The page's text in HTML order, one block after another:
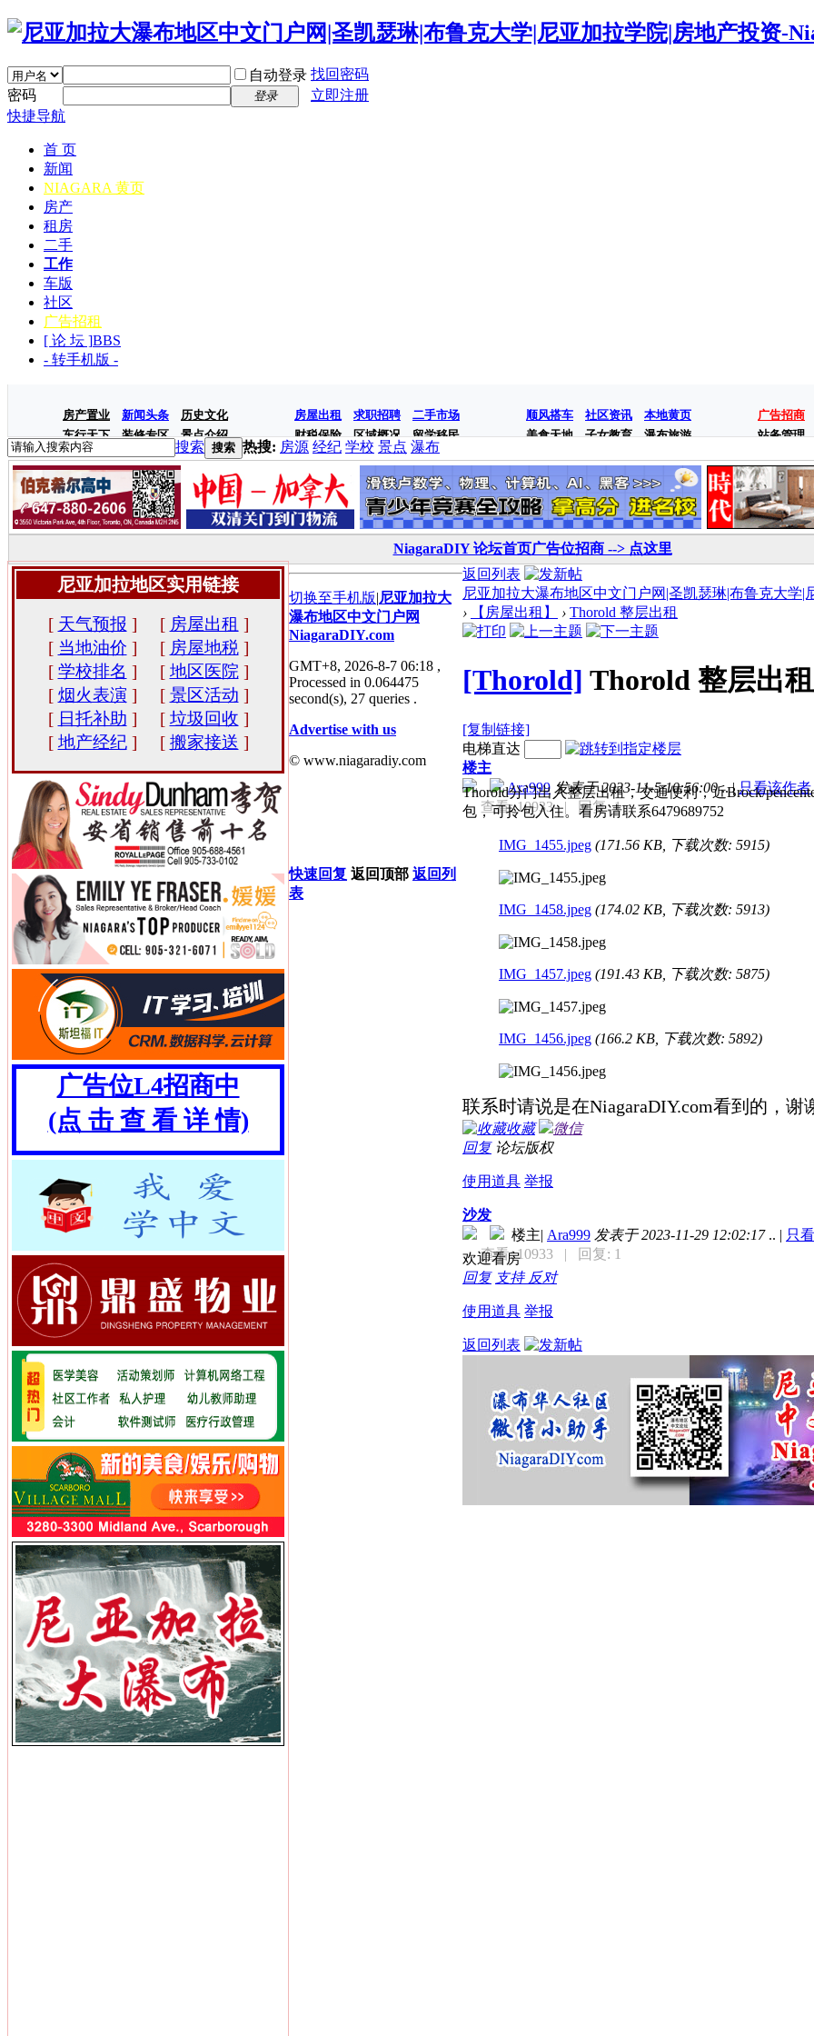
自动登录 找回密码
密码
登录
立即注册
快捷导航
首 页
新闻
NIAGARA 黄页
房产
租房
二手
工作
车版
社区
广告招租
[ 论 坛 ]BBS
- 转手机版 -
房产置业 新闻头条
历史文化
车行天下
装修专区 景点介绍
房屋出租 求职招聘
二手市场
财税保险
区域概况 留学移民
顺风搭车 社区资讯
本地黄页
美食天地
子女教育 瀑布旅游
广告招商
站务管理
搜索 搜索 热搜: 房源 经纪 学校 景点 瀑布
NiagaraDIY 论坛首页广告位招商 --> 点这里
返回列表
尼亚加拉大瀑布地区中文门户网|圣凯瑟琳|布鲁克大学|
›
【房屋出租】 › Thorold 整层出租
[Thorold] Thorold 整层出租
[复制链接]
电梯直达
楼主
Ara999 发表于 2023-11-5 10:56:00 .. | 只看该作者
查看: 10933| 回复: 1
Thorold分门出入整层出租，交通便利，近Brock/
包，可拎包入住。看房请联系6479689752
IMG_1455.jpeg (171.56 KB, 下载次数: 5915)
IMG_1458.jpeg (174.02 KB, 下载次数: 5913)
IMG_1457.jpeg (191.43 KB, 下载次数: 5875)
IMG_1456.jpeg (166.2 KB, 下载次数: 5892)
联系时请说是在NiagaraDIY.com看到的，谢
收藏
微信
回复 论坛版权
使用道具 举报
沙发
楼主| Ara999 发表于 2023-11-29 12:02:17 .. | 只
查看: 10933
| 回复: 1
欢迎看房
回复 支持 反对
使用道具 举报
返回列表
尼亚加拉地区实用链接
[ 天气预报 ] [ 房屋出租 ]
[ 当地油价 ] [ 房屋地税]
[ 学校排名 ] [ 地区医院]
[ 烟火表演 ] [ 景区活动 ]
[ 日托补助 ] [ 垃圾回收 ]
[ 地产经纪] [ 搬家接送 ]
广告位L4招商中
(点 击 查 看 详 情)
切换至手机版|尼亚加拉大
瀑布地区中文门户网
NiagaraDIY.com
GMT+8, 2026-8-7 06:18 ,
Processed in 0.064475
second(s), 27 queries .
Advertise with us
© www.niagaradiy.com
快速回复 返回顶部 返回列
表